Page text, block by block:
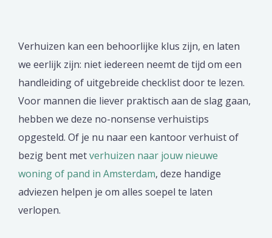
Verhuizen kan een behoorlijke klus zijn, en laten
we eerlijk zijn: niet iedereen neemt de tijd om een
handleiding of uitgebreide checklist door te lezen.
Voor mannen die liever praktisch aan de slag gaan,
hebben we deze no-nonsense verhuistips
opgesteld. Of je nu naar een kantoor verhuist of
bezig bent metverhuizen naar jouw nieuwe
woning of pand in Amsterdam, deze handige
adviezen helpen je om alles soepel te laten
verlopen.